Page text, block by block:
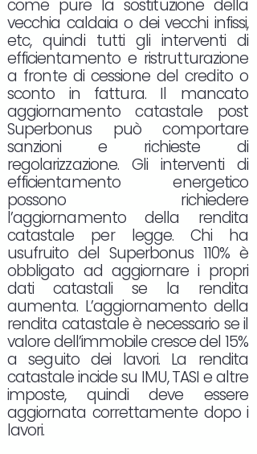
come pure la sostituzione della
vecchia caldaia o dei vecchi infissi,
etc, quindi tutti gli interventi di
efficientamento e ristrutturazione
a fronte di cessione del credito o
sconto in fattura. Il mancato
aggiornamento catastale post
Superbonus può comportare
sanzioni e richieste di
regolarizzazione. Gli interventi di
efficientamento energetico
possono richiedere
l’aggiornamento della rendita
catastale per legge. Chi ha
usufruito del Superbonus 110% è
obbligato ad aggiornare i propri
dati catastali se la rendita
aumenta. L’aggiornamento della
rendita catastale è necessario se il
valore dell’immobile cresce del 15%
a seguito dei lavori. La rendita
catastale incide su IMU, TASI e altre
imposte, quindi deve essere
aggiornata correttamente dopo i
lavori.